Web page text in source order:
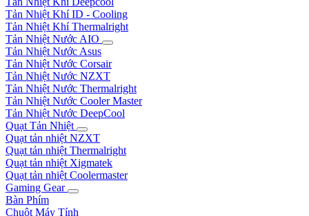
Tản Nhiệt Khí ID - Cooling
Tản Nhiệt Khí Thermalright
Tản Nhiệt Nước AIO
Tản Nhiệt Nước Asus
Tản Nhiệt Nước Corsair
Tản Nhiệt Nước NZXT
Tản Nhiệt Nước Thermalright
Tản Nhiệt Nước Cooler Master
Tản Nhiệt Nước DeepCool
Quạt Tản Nhiệt
Quạt tản nhiệt NZXT
Quạt tản nhiệt Thermalright
Quạt tản nhiệt Xigmatek
Quạt tản nhiệt Coolermaster
Gaming Gear
Bàn Phím
Chuột Máy Tính